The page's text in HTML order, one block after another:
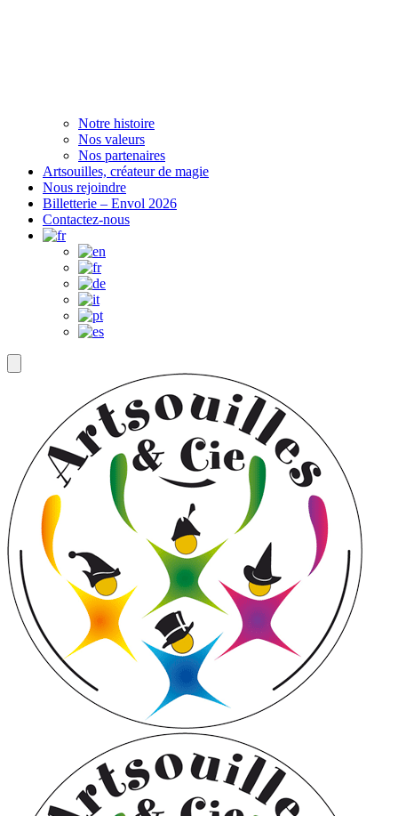
Notre histoire
Nos valeurs
Nos partenaires
Artsouilles, créateur de magie
Nous rejoindre
Billetterie – Envol 2026
Contactez-nous